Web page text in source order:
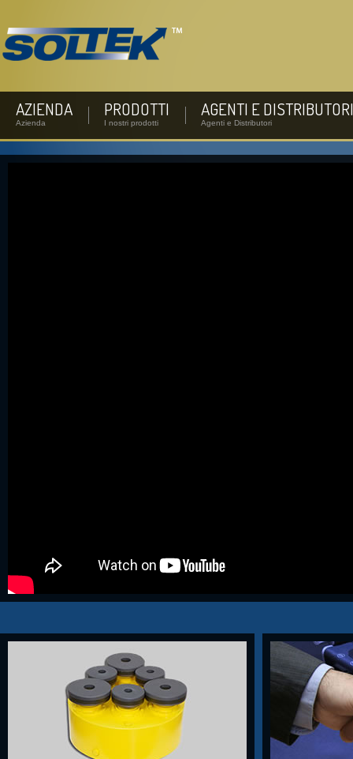
AZIENDA
Azienda
PRODOTTI
I nostri prodotti
AGENTI E DISTRIBUTORI
Agenti e Distributori